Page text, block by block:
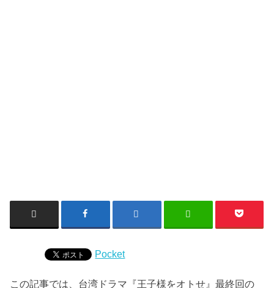
Pocket
この記事では、台湾ドラマ『王子様をオトせ』最終回の